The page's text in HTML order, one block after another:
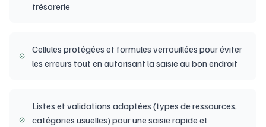
trésorerie
Cellules protégées et formules verrouillées pour éviter
les erreurs tout en autorisant la saisie au bon endroit
Listes et validations adaptées (types de ressources,
catégories usuelles) pour une saisie rapide et